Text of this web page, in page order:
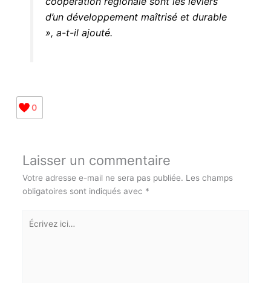
sont les leviers d’un développement
maîtrisé et durable », a-t-il ajouté.
0
Laisser un commentaire
obligatoires sont indiqués avec*
ici…